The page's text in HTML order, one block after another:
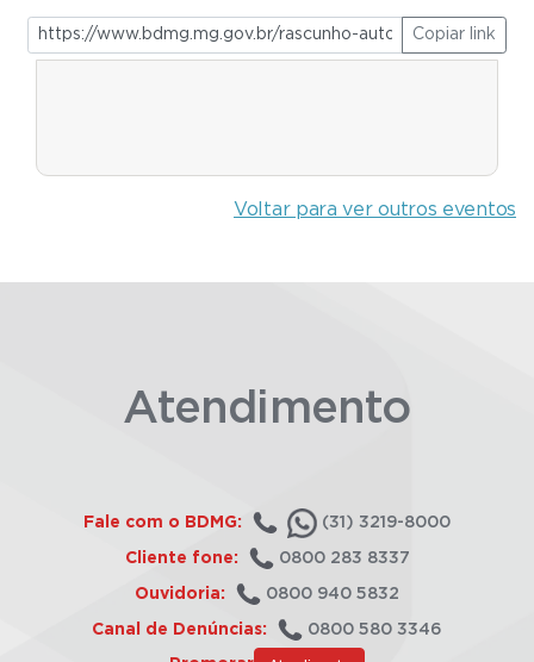
Copiar link
Voltar para ver outros eventos
Atendimento
Fale com o BDMG: (31) 3219-8000
Cliente fone: 0800 283 8337
Ouvidoria: 0800 940 5832
Canal de Denúncias: 0800 580 3346